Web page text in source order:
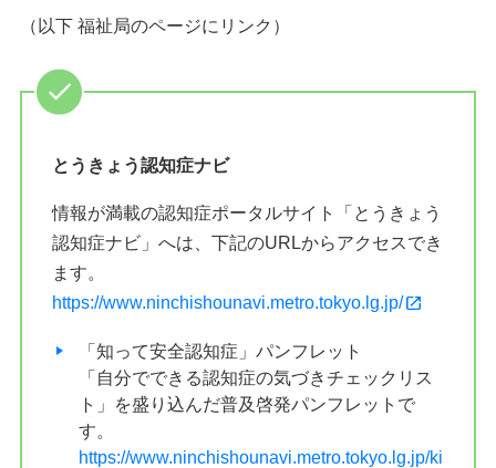
（以下 福祉局のページにリンク）
とうきょう認知症ナビ
情報が満載の認知症ポータルサイト「とうきょう
認知症ナビ」へは、下記のURLからアクセスでき
ます。
https://www.ninchishounavi.metro.tokyo.lg.jp/
「知って安全認知症」パンフレット
「自分でできる認知症の気づきチェックリス
ト」を盛り込んだ普及啓発パンフレットで
す。
https://www.ninchishounavi.metro.tokyo.lg.jp/ki